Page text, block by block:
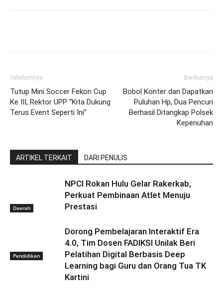
Sebelumnya
Tutup Mini Soccer Fekon Cup
Ke III, Rektor UPP “Kita Dukung
Terus Event Seperti Ini”
Berikutnya
Bobol Konter dan Dapatkan
Puluhan Hp, Dua Pencuri
Berhasil Ditangkap Polsek
Kepenuhan
ARTIKEL TERKAIT DARI PENULIS
Daerah
NPCI Rokan Hulu Gelar Rakerkab,
Perkuat Pembinaan Atlet Menuju
Prestasi
Pendidikan
Dorong Pembelajaran Interaktif Era
4.0, Tim Dosen FADIKSI Unilak Beri
Pelatihan Digital Berbasis Deep
Learning bagi Guru dan Orang Tua TK
Kartini